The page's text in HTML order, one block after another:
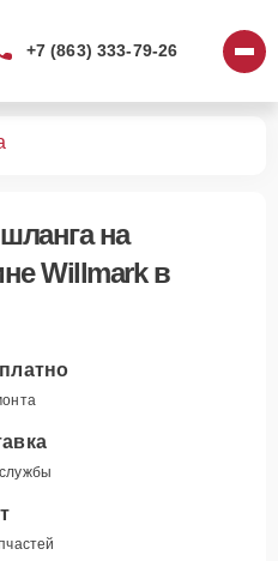
+7 (863) 333-79-26
на
Willmark в